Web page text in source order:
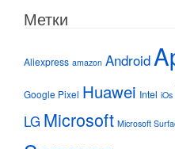
Метки
Aliexpress amazon Android
Google Pixel Huawei Intel iOs
LG Microsoft Microsoft